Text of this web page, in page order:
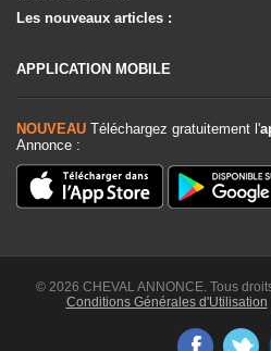
Les nouveaux articles :
APPLICATION MOBILE
NOUVEAU Téléchargez gratuitement l'
Annonce :
© 2026 CHEVAL ANNONCE. Tous
Conditions Générales d'Utilisation